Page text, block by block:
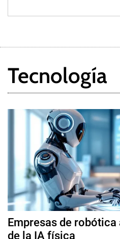
Tecnología
Empresas de
de la IA física